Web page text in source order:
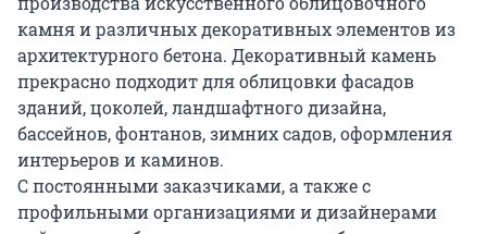
камня и различных декоративных элементов из
архитектурного бетона. Декоративный камень
прекрасно подходит для облицовки фасадов
зданий, цоколей, ландшафтного дизайна,
бассейнов, фонтанов, зимних садов, оформления
интерьеров и каминов.
С постоянными заказчиками, а также с
профильными организациями и дизайнерами